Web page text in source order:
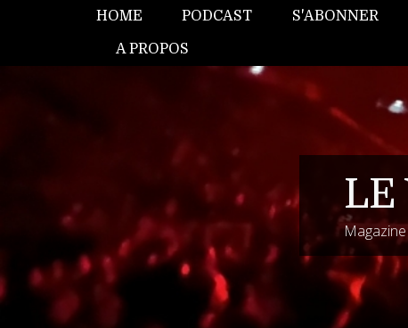
HOME PODCAST S'ABONNER
A PROPOS
LE